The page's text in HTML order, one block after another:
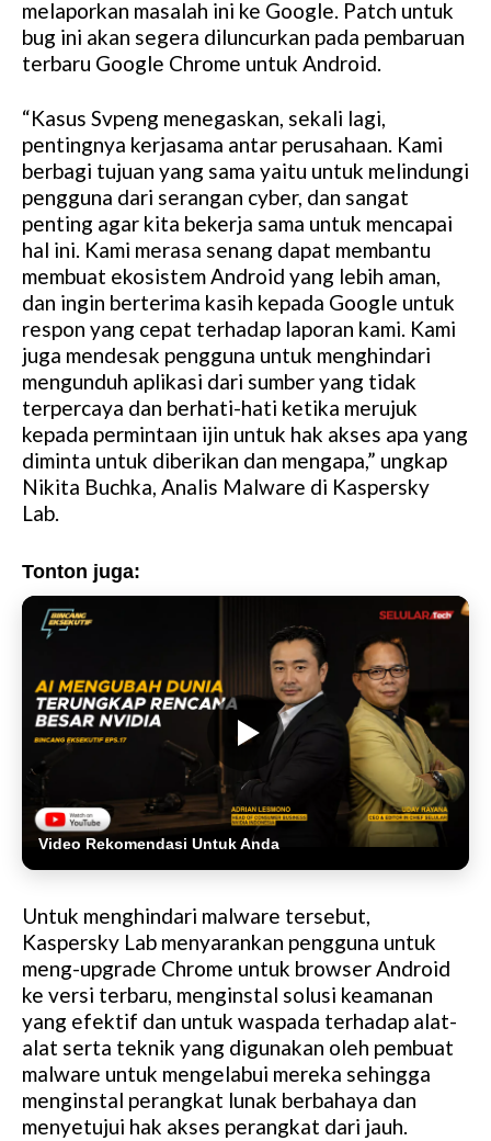
melaporkan masalah ini ke Google. Patch untuk
bug ini akan segera diluncurkan pada pembaruan
terbaru Google Chrome untuk Android.
“Kasus Svpeng menegaskan, sekali lagi,
pentingnya kerjasama antar perusahaan. Kami
berbagi tujuan yang sama yaitu untuk melindungi
pengguna dari serangan cyber, dan sangat
penting agar kita bekerja sama untuk mencapai
hal ini. Kami merasa senang dapat membantu
membuat ekosistem Android yang lebih aman,
dan ingin berterima kasih kepada Google untuk
respon yang cepat terhadap laporan kami. Kami
juga mendesak pengguna untuk menghindari
mengunduh aplikasi dari sumber yang tidak
terpercaya dan berhati-hati ketika merujuk
kepada permintaan ijin untuk hak akses apa yang
diminta untuk diberikan dan mengapa,” ungkap
Nikita Buchka, Analis Malware di Kaspersky
Lab.
Tonton juga:
Video Rekomendasi Untuk Anda
Untuk menghindari malware tersebut,
Kaspersky Lab menyarankan pengguna untuk
meng-upgrade Chrome untuk browser Android
ke versi terbaru, menginstal solusi keamanan
yang efektif dan untuk waspada terhadap alat-
alat serta teknik yang digunakan oleh pembuat
malware untuk mengelabui mereka sehingga
menginstal perangkat lunak berbahaya dan
menyetujui hak akses perangkat dari jauh.